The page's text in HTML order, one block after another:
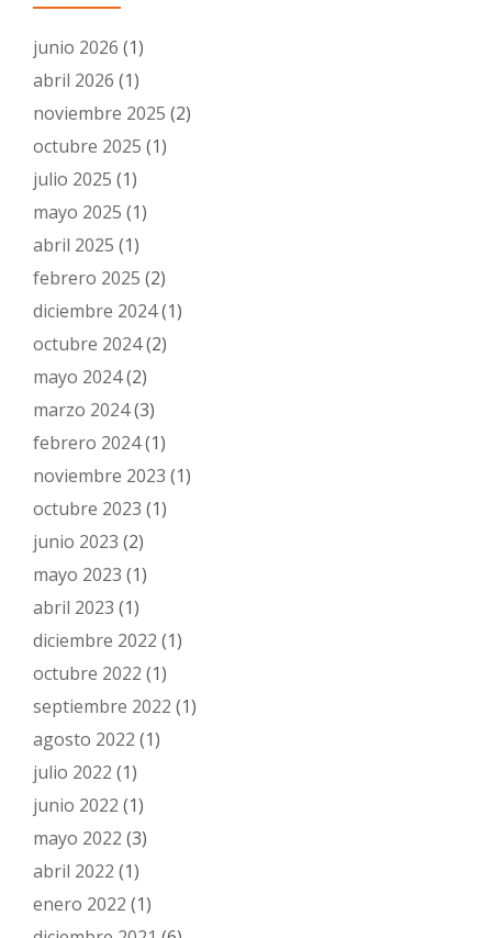
junio 2026 (1)
abril 2026 (1)
noviembre 2025 (2)
octubre 2025 (1)
julio 2025 (1)
mayo 2025 (1)
abril 2025 (1)
febrero 2025 (2)
diciembre 2024(1)
octubre 2024(2)
mayo 2024(2)
marzo 2024(3)
febrero 2024(1)
noviembre 2023 (1)
octubre 2023 (1)
junio 2023 (2)
mayo 2023 (1)
abril 2023 (1)
diciembre 2022 (1)
octubre 2022 (1)
septiembre 2022 (1)
agosto 2022 (1)
julio 2022 (1)
junio 2022 (1)
mayo 2022 (3)
abril 2022 (1)
enero 2022 (1)